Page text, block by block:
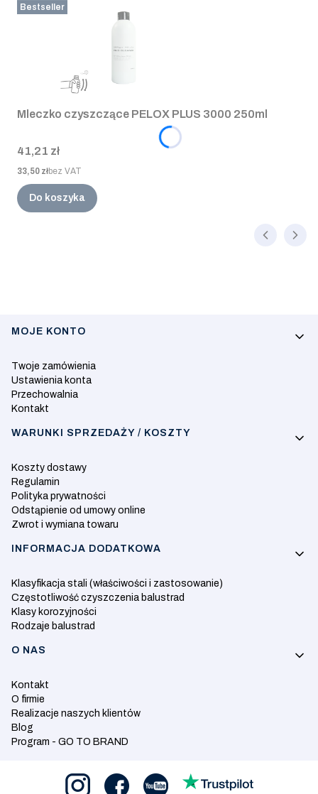
Bestseller
Mleczko czyszczące PELOX PLUS 3000 250ml
Cena
41,21 zł
Cena
33,50 złbez VAT
Do koszyka
Linki w stopce
MOJE KONTO
Twoje zamówienia
Ustawienia konta
Przechowalnia
Kontakt
WARUNKI SPRZEDAŻY / KOSZTY
Koszty dostawy
Regulamin
Polityka prywatności
Odstąpienie od umowy online
Zwrot i wymiana towaru
INFORMACJA DODATKOWA
Klasyfikacja stali (właściwości i zastosowanie)
Częstotliwość czyszczenia balustrad
Klasy korozyjności
Rodzaje balustrad
O NAS
Kontakt
O firmie
Realizacje naszych klientów
Blog
Program - GO TO BRAND